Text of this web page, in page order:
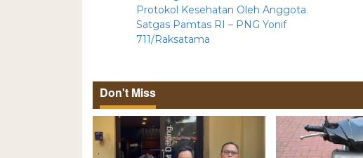
Protokol Kesehatan Oleh Anggota
Satgas Pamtas RI – PNG Yonif
711/Raksatama
Don't Miss